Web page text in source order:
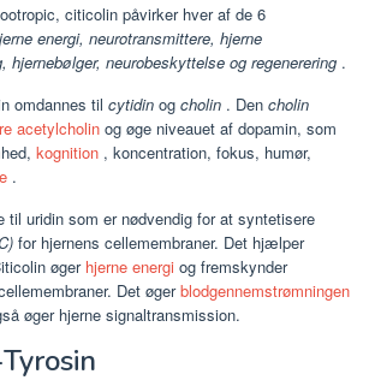
citicolin påvirker hver af de 6
energi, neurotransmittere, hjerne
hjernebølger, neurobeskyttelse og regenerering .
omdannes til cytidin og cholin . Den cholin
acetylcholin og øge niveauet af dopamin, som
kognition , koncentration, fokus, humør,
.
til uridin som er nødvendig for at syntetisere
for hjernens cellemembraner. Det hjælper
øger hjerne energi og fremskynder
Det øgerblodgennemstrømningen
øger hjerne signaltransmission.